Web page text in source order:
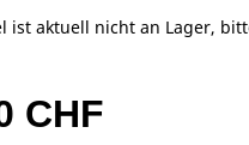
ist aktuell nicht an Lager,
CHF